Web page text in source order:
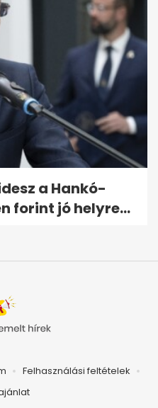
a Hankó-
forint jó helyre...
Felhasználási feltételek